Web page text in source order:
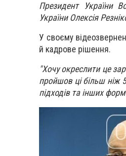
Президент України
України Олексія
У своєму
й кадрове рішення.
"Хочу окреслити це
пройшов ці більш ніж
підходів та інших